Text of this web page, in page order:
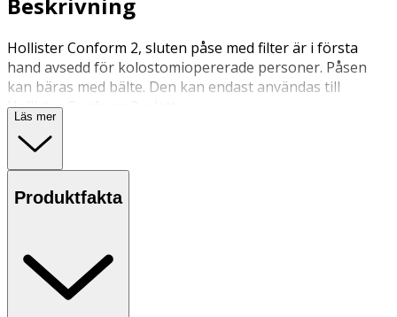
Beskrivning
Hollister Conform 2, sluten påse med filter är i första
hand avsedd för kolostomiopererade personer. Påsen
kan bäras med bälte. Den kan endast användas till
Hollister Conform 2, platta.
Läs mer
Produktfakta